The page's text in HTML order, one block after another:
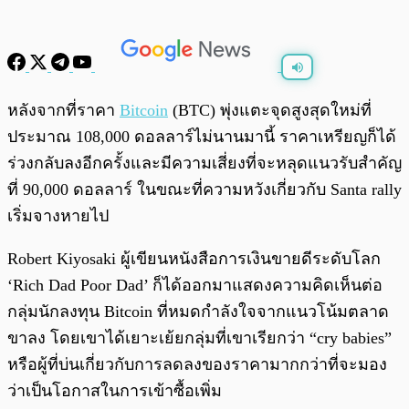
พร้อมเล่น / 0:00
หลังจากที่ราคา Bitcoin (BTC) พุ่งแตะจุดสูงสุดใหม่ที่
ประมาณ 108,000 ดอลลาร์ไม่นานมานี้ ราคาเหรียญก็ได้
ร่วงกลับลงอีกครั้งและมีความเสี่ยงที่จะหลุดแนวรับสำคัญ
ที่ 90,000 ดอลลาร์ ในขณะที่ความหวังเกี่ยวกับ Santa rally
เริ่มจางหายไป
Robert Kiyosaki ผู้เขียนหนังสือการเงินขายดีระดับโลก
‘Rich Dad Poor Dad’ ก็ได้ออกมาแสดงความคิดเห็นต่อ
กลุ่มนักลงทุน Bitcoin ที่หมดกำลังใจจากแนวโน้มตลาด
ขาลง โดยเขาได้เยาะเย้ยกลุ่มที่เขาเรียกว่า “cry babies”
หรือผู้ที่บ่นเกี่ยวกับการลดลงของราคามากกว่าที่จะมอง
ว่าเป็นโอกาสในการเข้าซื้อเพิ่ม